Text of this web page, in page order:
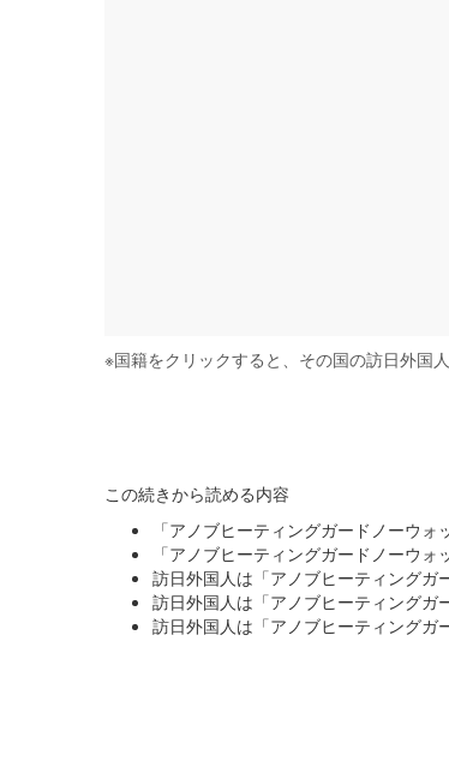
※国籍をクリックすると、その国の訪日外国
この続きから読める内容
「アノブヒーティングガードノーウ
「アノブヒーティングガードノーウ
訪日外国人は「アノブヒーティングガ
訪日外国人は「アノブヒーティングガ
訪日外国人は「アノブヒーティングガ